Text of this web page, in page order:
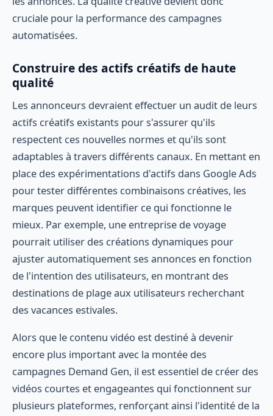
cruciale pour la performance des campagnes
automatisées.
Construire des actifs créatifs de haute
qualité
Les annonceurs devraient effectuer un audit de leurs
actifs créatifs existants pour s'assurer qu'ils
respectent ces nouvelles normes et qu'ils sont
adaptables à travers différents canaux. En mettant en
place des expérimentations d'actifs dans Google Ads
pour tester différentes combinaisons créatives, les
marques peuvent identifier ce qui fonctionne le
mieux. Par exemple, une entreprise de voyage
pourrait utiliser des créations dynamiques pour
ajuster automatiquement ses annonces en fonction
de l'intention des utilisateurs, en montrant des
destinations de plage aux utilisateurs recherchant
des vacances estivales.
Alors que le contenu vidéo est destiné à devenir
encore plus important avec la montée des
campagnes Demand Gen, il est essentiel de créer des
vidéos courtes et engageantes qui fonctionnent sur
plusieurs plateformes, renforçant ainsi l'identité de la